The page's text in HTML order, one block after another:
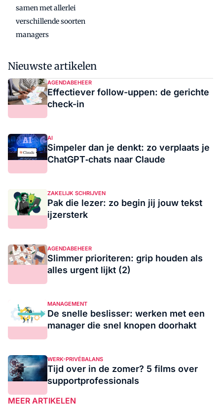
samen met allerlei
verschillende soorten
managers
Nieuwste artikelen
AGENDABEHEER
Effectiever follow-uppen: de gerichte
check-in
AI
Simpeler dan je denkt: zo verplaats je
ChatGPT‑chats naar Claude
ZAKELIJK SCHRIJVEN
Pak die lezer: zo begin jij jouw tekst
ijzersterk
AGENDABEHEER
Slimmer prioriteren: grip houden als
alles urgent lijkt (2)
MANAGEMENT
De snelle beslisser: werken met een
manager die snel knopen doorhakt
WERK-PRIVÉBALANS
Tijd over in de zomer? 5 films over
supportprofessionals
MEER ARTIKELEN